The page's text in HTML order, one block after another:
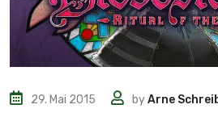
29. Mai 2015 byArne